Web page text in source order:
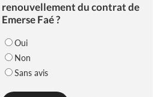
renouvellement du contrat de
Emerse Faé ?
Oui
Non
Sans avis